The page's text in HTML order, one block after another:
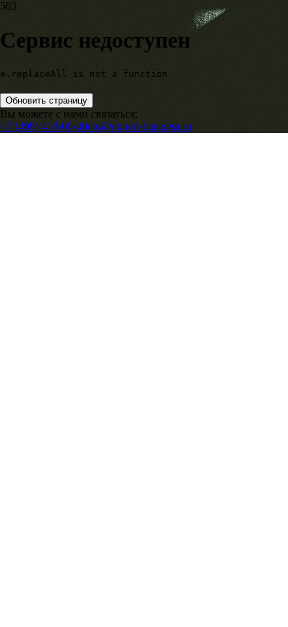
503
Сервис недоступен
e.replaceAll is not a function
Обновить страницу
Вы можете с нами связаться:
+7 (499) 418-00-40ebr@expert-business.ru